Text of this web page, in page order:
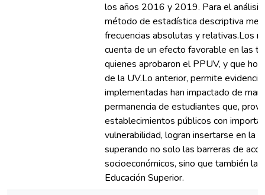
los años 2016 y 2019. Para el
método de estadística descriptiva
frecuencias absolutas y relativas.Los
cuenta de un efecto favorable en las
quienes aprobaron el PPUV, y que
de la UV.Lo anterior, permite
implementadas han impactado de
permanencia de estudiantes que,
establecimientos públicos con
vulnerabilidad, logran insertarse en la
superando no solo las barreras de
socioeconómicos, sino que también
Educación Superior.